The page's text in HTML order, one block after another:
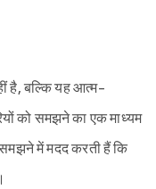
है, बल्कि यह आत्म-
को समझने का एक माध्यम
समझने में मदद करती हैं कि